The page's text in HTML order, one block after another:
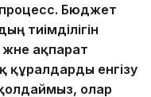
Бюджет
тиімділігін
ақпарат
құралдарды енгізу
олар